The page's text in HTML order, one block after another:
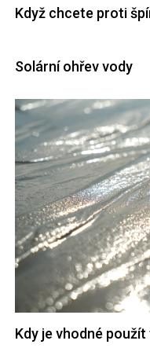
Když chcete proti
Solární ohřev vody
Kdy je vhodné